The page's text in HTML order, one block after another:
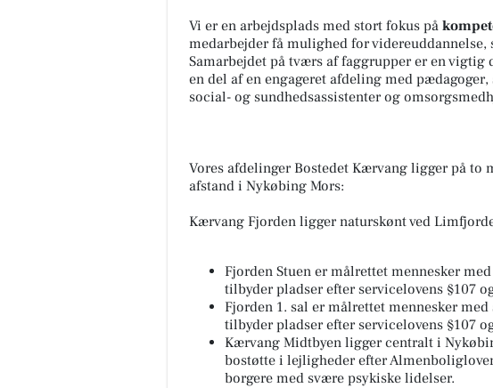
Vi er en arbejdsplads med stort fokus på
medarbejder få mulighed for videreuddannelse,
Samarbejdet på tværs af faggrupper er en vigtig
en del af en engageret afdeling med
social- og sundhedsassistenter og
Vores afdelinger Bostedet Kærvang ligger på to
afstand i Nykøbing Mors:
Kærvang Fjorden ligger naturskønt ved
Fjorden Stuen er målrettet mennesker
tilbyder pladser efter servicelovens §107
Fjorden 1. sal er målrettet mennesker
tilbyder pladser efter servicelovens §107
Kærvang Midtbyen ligger centralt i
bostøtte i lejligheder efter
borgere med svære psykiske lidelser.
SUVERÆN
HUSK ÅBENT LAGERSALG🧽
masser af gode tilbud og en
7800 Sk...
Åbn opslaget